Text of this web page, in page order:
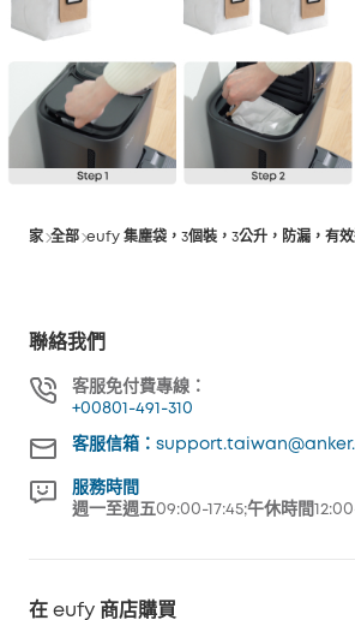
家 全部 eufy 集塵袋，3個裝，3公升，防漏，有
聯絡我們
客服免付費專線：
+00801-491-310
客服信箱：
服務時間
週一至週五09:00-17:45;午休時間
在 eufy 商店購買